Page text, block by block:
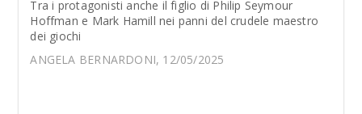
Tra i protagonisti anche il figlio di Philip Seymour
Hoffman e Mark Hamill nei panni del crudele maestro
dei giochi
ANGELA BERNARDONI, 12/05/2025